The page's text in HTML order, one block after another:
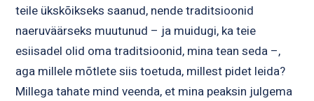
teile ükskõikseks saanud, nende traditsioonid
naeruväärseks muutunud – ja muidugi, ka teie
esiisadel olid oma traditsioonid, mina tean seda –,
aga millele mõtlete siis toetuda, millest pidet leida?
Millega tahate mind veenda, et mina peaksin julgema